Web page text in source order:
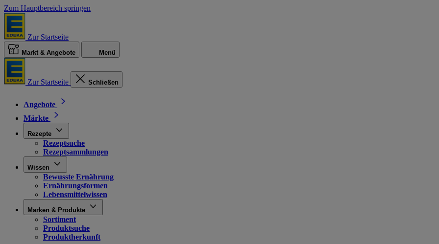
Zum Hauptbereich springen
Zur Startseite
Markt & Angebote Menü
Zur Startseite Schließen
Angebote
Märkte
Rezepte
Rezeptsuche
Rezeptsammlungen
Wissen
Bewusste Ernährung
Ernährungsformen
Lebensmittelwissen
Marken & Produkte
Sortiment
Produktsuche
Produktherkunft